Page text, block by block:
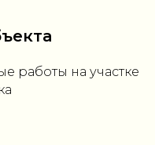
работы на участке